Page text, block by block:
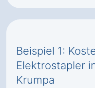
Beispiel 1:
Elektrostapler
Krumpa